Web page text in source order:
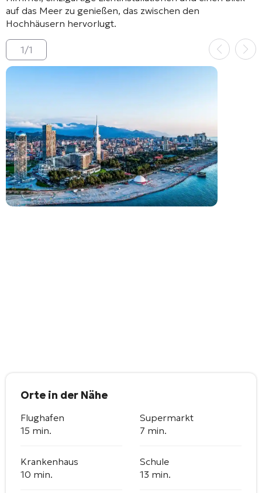
auf das Meer zu genießen, das zwischen den
Hochhäusern hervorlugt.
1/1
Orte in der Nähe
Flughafen
15 min.
Supermarkt
7 min.
Krankenhaus
10 min.
Schule
13 min.